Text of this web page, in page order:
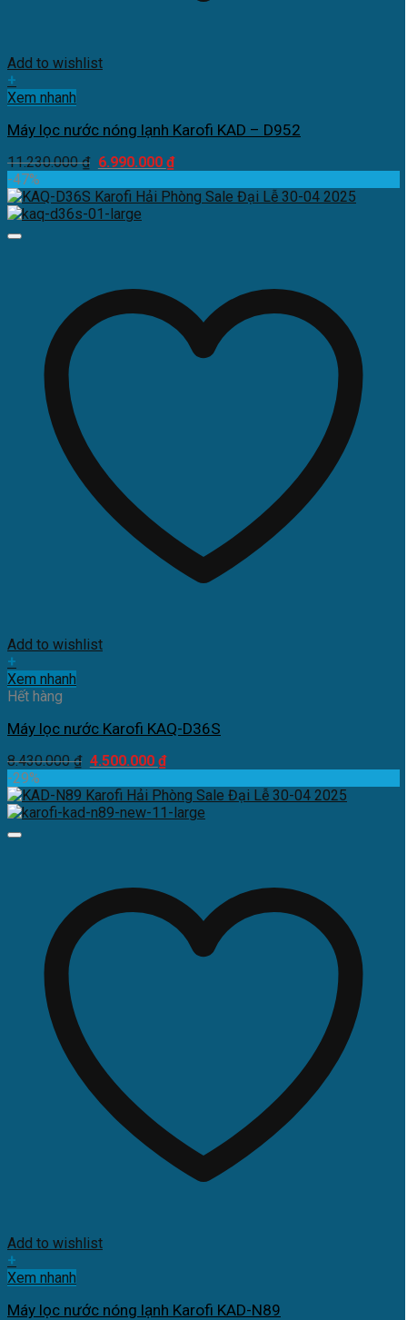
Add to wishlist
+
Xem nhanh
Máy lọc nước nóng lạnh Karofi KAD – D952
11.230.000₫ Giá
là:
11.230.000 ₫.
6.990.000 ₫Giá
tại
-47%
Add to wishlist
+
Xem nhanh
Hết hàng
Máy lọc nước Karofi KAQ-D36S
8.430.000₫ Giá
là:
8.430.000 ₫.
4.500.000 ₫Giá
tại
là:
-29%
Add to wishlist
+
Xem nhanh
Máy lọc nước nóng lạnh Karofi KAD-N89